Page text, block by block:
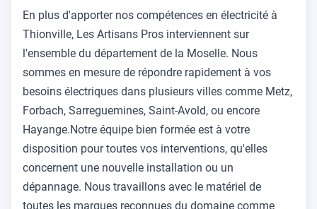
En plus d'apporter nos compétences en électricité à
Thionville, Les Artisans Pros interviennent sur
l'ensemble du département de la Moselle. Nous
sommes en mesure de répondre rapidement à vos
besoins électriques dans plusieurs villes comme Metz,
Forbach, Sarreguemines, Saint-Avold, ou encore
Hayange.Notre équipe bien formée est à votre
disposition pour toutes vos interventions, qu'elles
concernent une nouvelle installation ou un
dépannage. Nous travaillons avec le matériel de
toutes les marques reconnues du domaine comme